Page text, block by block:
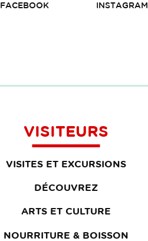
FACEBOOK INSTAGRAM
VISITEURS
VISITES ET EXCURSIONS
DÉCOUVREZ
ARTS ET CULTURE
NOURRITURE & BOISSON